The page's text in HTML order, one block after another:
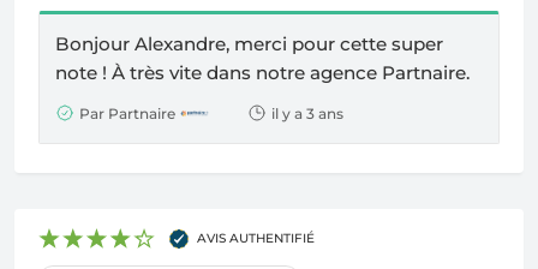
Bonjour Alexandre, merci pour cette super
note ! À très vite dans notre agence Partnaire.
Par Partnaire il y a 3 ans
AVIS AUTHENTIFIÉ